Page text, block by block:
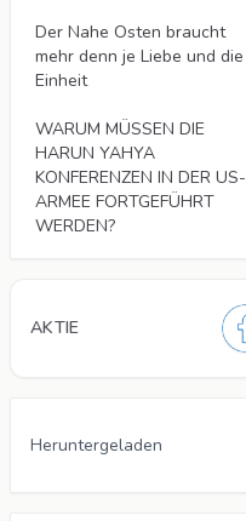
Der Nahe Osten braucht
mehr denn je Liebe und die
Einheit
WARUM MÜSSEN DIE
HARUN YAHYA
KONFERENZEN IN DER US-
ARMEE FORTGEFÜHRT
WERDEN?
AKTIE
Heruntergeladen